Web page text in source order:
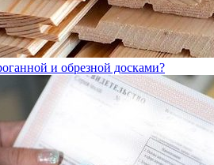
и обрезной досками?